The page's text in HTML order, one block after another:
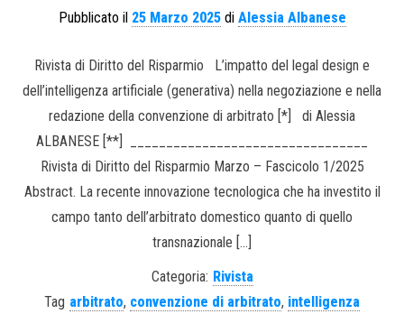
Pubblicato il 25 Marzo 2025di Alessia Albanese
Rivista di Diritto del Risparmio L’impatto del legal design e
dell’intelligenza artificiale (generativa) nella negoziazione e nella
redazione della convenzione di arbitrato [*] di Alessia
ALBANESE [**] _________________________________
Rivista di Diritto del Risparmio Marzo – Fascicolo 1/2025
Abstract. La recente innovazione tecnologica che ha investito il
campo tanto dell’arbitrato domestico quanto di quello
transnazionale […]
Categoria: Rivista
Tag arbitrato, convenzione di arbitrato, intelligenza